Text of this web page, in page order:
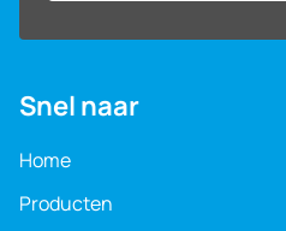
Snel naar
Home
Producten